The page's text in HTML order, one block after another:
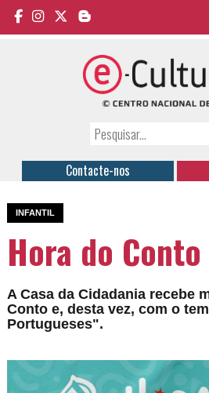
Contacte-nos
INFANTIL
Hora do Conto
A Casa da Cidadania recebe
Conto e, desta vez, com o
Portugueses".